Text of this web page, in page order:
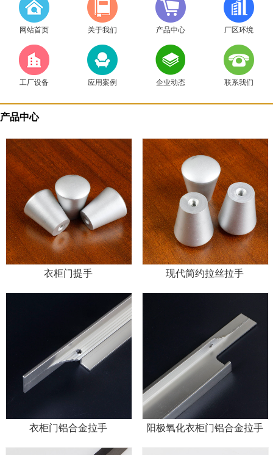
网站首页 关于我们 产品中心 厂区环境
工厂设备 应用案例 企业动态 联系我们
产品中心
衣柜门提手 现代简约拉丝拉手
衣柜门铝合金拉手 阳极氧化衣柜门铝合金拉手